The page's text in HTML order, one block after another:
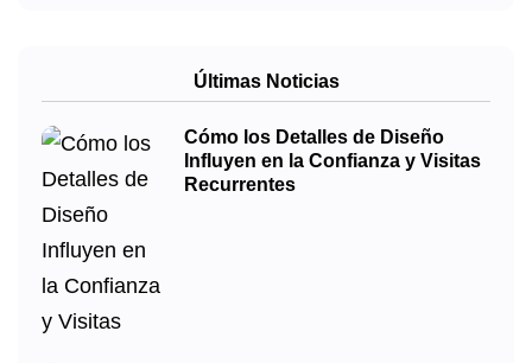
Últimas Noticias
Cómo los Detalles de Diseño
Influyen en la Confianza y Visitas
Recurrentes